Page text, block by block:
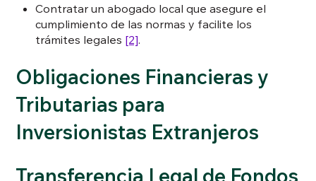
Contratar un abogado local que asegure el
cumplimiento de las normas y facilite los
trámites legales [2].
Obligaciones Financieras y
Tributarias para
Inversionistas Extranjeros
Transferencia Legal de Fondos